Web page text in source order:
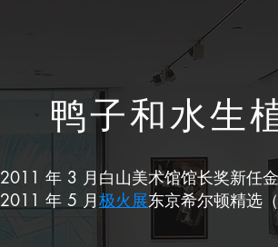
鸭子和水生
2011 年 3 月白山美术馆馆长奖新任
2011 年 5 月极火展东京希尔顿精选（